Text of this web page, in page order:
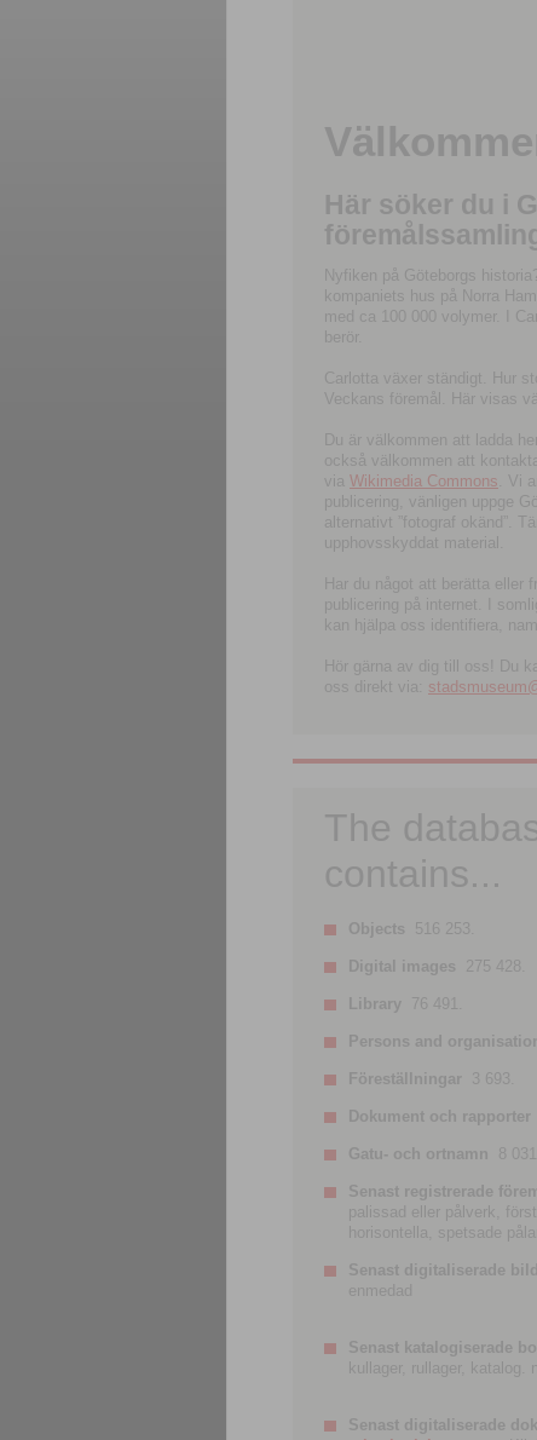
Här söker du i
Nyfiken på Göteborgs
kompaniets hus på Norra
med ca 100 000 volymer. I
berör.
Carlotta växer ständigt. Hur
Veckans föremål. Här visas
Du är välkommen att ladda
också välkommen att
via Wikimedia Commons . Vi
publicering, vänligen uppge
alternativt ”fotograf okänd”.
upphovsskyddat material.
Har du något att berätta eller
publicering på internet. I
kan hjälpa oss identifiera,
Hör gärna av dig till oss! Du
oss direkt via:
The
contains...
Objects 516 253.
Digital images 275 428.
Library 76 491.
Persons and
Föreställningar 3 693.
Dokument och rapporter
Gatu- och ortnamn 8 031.
Senast registrerade
palissad eller pålverk,
horisontella, spetsade
Senast digitaliserade bild
enmedad
Senast katalogiserade
kullager, rullager,
Senast digitaliserade